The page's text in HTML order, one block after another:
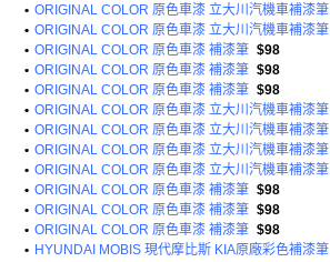
• ORIGINAL COLOR 原色車漆 立大川汽機車補漆筆
• ORIGINAL COLOR 原色車漆 立大川汽機車補漆筆
• ORIGINAL COLOR 原色車漆 補漆筆 $98
• ORIGINAL COLOR 原色車漆 補漆筆 $98
• ORIGINAL COLOR 原色車漆 補漆筆 $98
• ORIGINAL COLOR 原色車漆 立大川汽機車補漆筆
• ORIGINAL COLOR 原色車漆 立大川汽機車補漆筆
• ORIGINAL COLOR 原色車漆 立大川汽機車補漆筆
• ORIGINAL COLOR 原色車漆 立大川汽機車補漆筆
• ORIGINAL COLOR 原色車漆 補漆筆 $98
• ORIGINAL COLOR 原色車漆 補漆筆 $98
• ORIGINAL COLOR 原色車漆 補漆筆 $98
•